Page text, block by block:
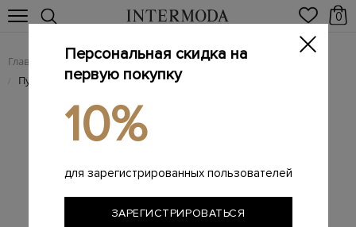
0
Главная Женщинам
/ Пуховая стеганая парка с митенками и съемным капюшоном
Персональная скидка на
первую покупку
10%
для зарегистрированных пользователей
ЗАРЕГИСТРИРОВАТЬСЯ